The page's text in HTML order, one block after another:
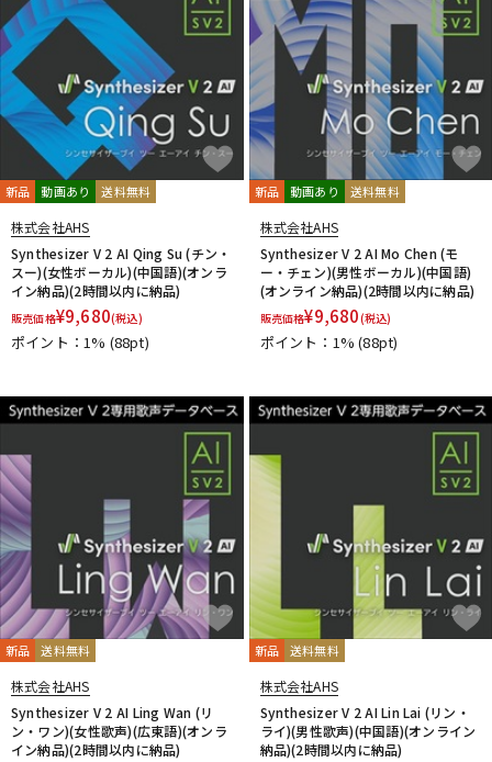
新品 動画あり 送料無料
株式会社AHS
Synthesizer V 2 AI Qing Su (チン・
スー)(女性ボーカル)(中国語)(オンラ
イン納品)(2時間以内に納品)
販売価格¥9,680(税込)
ポイント：1% (88pt)
新品 動画あり 送料無料
株式会社AHS
Synthesizer V 2 AI Mo Chen (モ
ー・チェン)(男性ボーカル)(中国語)
(オンライン納品)(2時間以内に納品)
販売価格¥9,680(税込)
ポイント：1%(88pt)
新品 送料無料
株式会社AHS
Synthesizer V 2 AI Ling Wan (リ
ン・ワン)(女性歌声)(広東語)(オンラ
イン納品)(2時間以内に納品)
新品 送料無料
株式会社AHS
Synthesizer V 2 AI Lin Lai (リン・
ライ)(男性歌声)(中国語)(オンライン
納品)(2時間以内に納品)